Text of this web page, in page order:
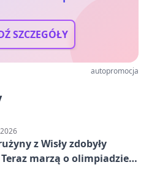
SZCZEGÓŁY
autopromocja
z Wisły zdobyły
marzą o olimpiadzie